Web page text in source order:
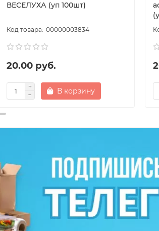
ВЕСЕЛУХА (уп 100шт)
00000003834
20.00 руб.
В корзину